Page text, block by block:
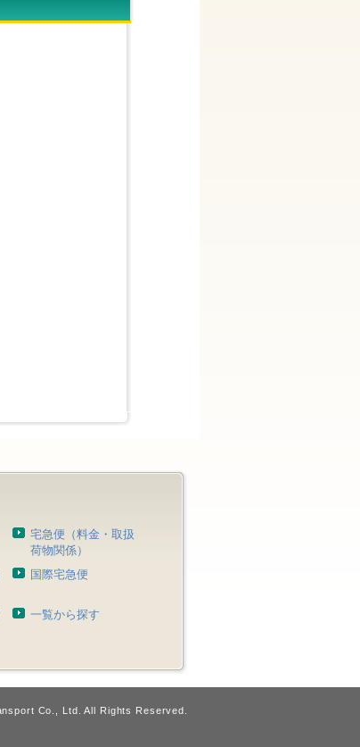
宅急便（料金・取扱
荷物関係）
国際宅急便
一覧から探す
Co., Ltd. All Rights Reserved.